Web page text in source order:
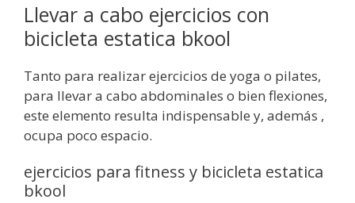
Llevar a cabo ejercicios con
bicicleta estatica bkool
Tanto para realizar ejercicios de yoga o pilates,
para llevar a cabo abdominales o bien flexiones,
este elemento resulta indispensable y, además ,
ocupa poco espacio.
ejercicios para fitness y bicicleta estatica
bkool